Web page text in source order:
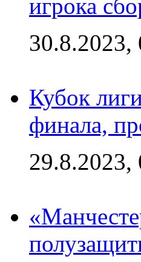
игрока
30.8.2023,
Кубок
финала,
29.8.2023,